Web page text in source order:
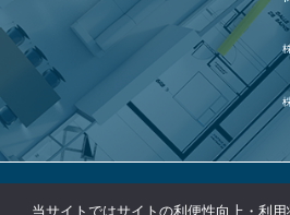
当サイトではサイトの利便性向上・利